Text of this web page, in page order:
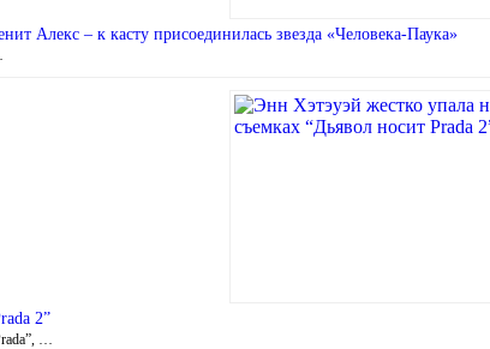
Алекс – к касту присоединилась звезда «Человека-Паука»
2”
…